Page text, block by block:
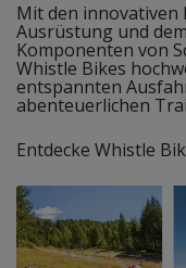
Mit den
Ausrüstung und
Komponenten von
Whistle Bikes
entspannten
abenteuerlichen
Entdecke Whistle